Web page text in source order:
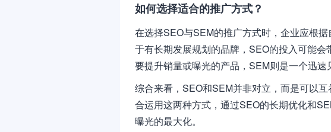
如何选择适合的推广方式？
在选择SEO与SEM的推广方式时，企业应根
于有长期发展规划的品牌，SEO的投入可能
要提升销量或曝光的产品，SEM则是一个迅速
综合来看，SEO和SEM并非对立，而是可以
合运用这两种方式，通过SEO的长期优化和
曝光的最大化。